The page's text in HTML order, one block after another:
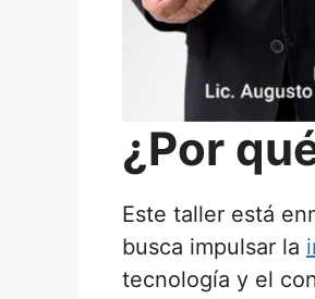
¿Por
Este taller está
busca impulsar la
tecnología y el